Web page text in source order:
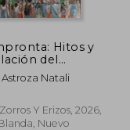
dcto. $
Hitos y
del
en Chile
Astroza Natali
Y Erizos, 2026,
Nuevo